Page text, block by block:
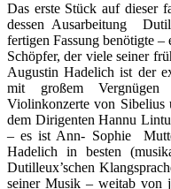
Das erste Stück auf dieser
dessen Ausarbeitung
fertigen Fassung benötigte
Schöpfer, der viele seiner
Augustin Hadelich ist der
mit großem
Violinkonzerte von
dem Dirigenten Hannu
– es ist Ann- Sophie
Hadelich in besten
Dutilleux’schen
seiner Musik – weitab von